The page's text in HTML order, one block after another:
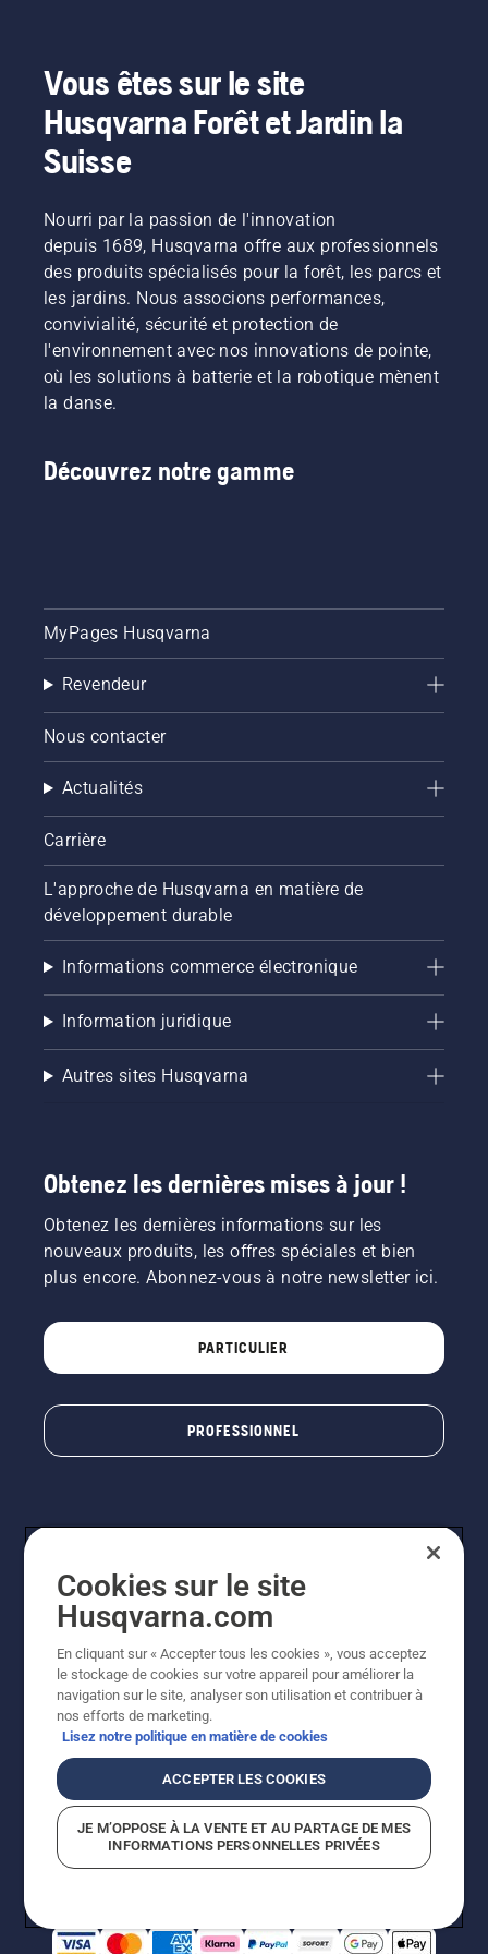
Nous
réjouissons
de votre
visite !
Vous êtes sur le site
Husqvarna Forêt et Jardin la
Suisse
Nourri par la passion de l'innovation
depuis 1689, Husqvarna offre aux professionnels
des produits spécialisés pour la forêt, les parcs et
les jardins. Nous associons performances,
convivialité, sécurité et protection de
l'environnement avec nos innovations de pointe,
où les solutions à batterie et la robotique mènent
la danse.
Découvrez notre gamme
MyPages Husqvarna
Revendeur
Nous contacter
Actualités
Carrière
L'approche de Husqvarna en matière de
développement durable
Informations commerce électronique
Information juridique
Autres sites Husqvarna
Obtenez les dernières mises à jour !
Obtenez les dernières informations sur les
nouveaux produits, les offres spéciales et bien
plus encore. Abonnez-vous à notre newsletter ici.
PARTICULIER
PROFESSIONNEL
© Husqvarna AB (publ). Tous droits réservés. Les prix
indiqués sont à titre indicatif de Husqvarna Schweiz AG
aux revendeurs participants, prix en CHF, TVA 8,1 % et
TAR incluses. Sous réserve de modification. Tous les
prix indiqués sont des prix de vente recommandés (TVA
incluse), sauf si le produit est disponible pour un achat
Avis de confidentialitéImpressionCGVL Shop en ligne
Signalement de violations présumées
Cookies sur le site
Husqvarna.com
En cliquant sur « Accepter tous les cookies », vous acceptez
le stockage de cookies sur votre appareil pour améliorer la
navigation sur le site, analyser son utilisation et contribuer à
nos efforts de marketing.
Lisez notre politique en matière de cookies
ACCEPTER LES COOKIES
JE M’OPPOSE À LA VENTE ET AU PARTAGE DE MES
INFORMATIONS PERSONNELLES PRIVÉES